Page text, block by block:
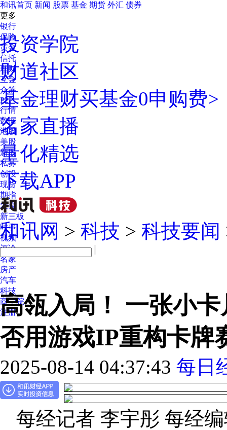
和讯首页 新闻 股票 基金 期货 外汇 债券
更多
银行
保险
黄金
信托
理财
互金
众筹
P2P
行情
数据
港股
美股
新股
私募
创投
现货
期指
农金
新三板
时事
视频
评论
名家
房产
汽车
科技
商学院
注册
投资学院
财道社区
基金理财买基金0申购费>
名家直播
量化精选
下载APP
和讯网 > 科技 > 科技要闻
高瓴入局！ 一张小
否用游戏IP重构卡牌
2025-08-14 04:37:43 每日
每经记者 李宇彤 每经